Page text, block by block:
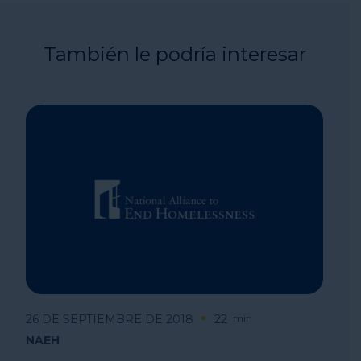
También le podría interesar
26 DE SEPTIEMBRE DE 2018 22 min
NAEH